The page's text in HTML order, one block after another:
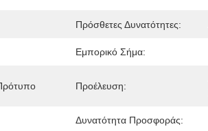
Πρόσθετες Δυνατότητες:
Εμπορικό Σήμα:
Προέλευση:
Δυνατότητα Προσφοράς: